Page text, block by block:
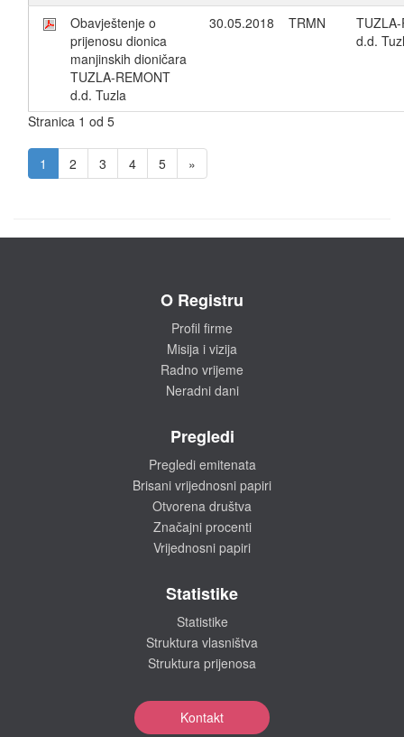
Obavještenje o
prijenosu dionica
manjinskih dioničara
TUZLA-REMONT
d.d. Tuzla
30.05.2018 TRMN
d.d.
Stranica 1 od 5
1 2 3 4 5 »
O Registru
Profil firme
Misija i vizija
Radno vrijeme
Neradni dani
Pregledi
Pregledi emitenata
Brisani vrijednosni papiri
Otvorena društva
Značajni procenti
Vrijednosni papiri
Statistike
Statistike
Struktura vlasništva
Struktura prijenosa
Kontakt